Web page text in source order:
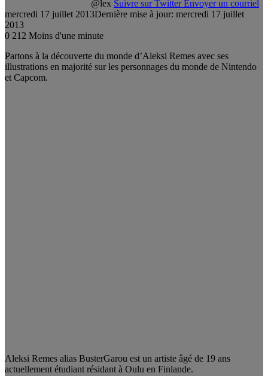
@lex Suivre sur Twitter Envoyer un courriel
mercredi 17 juillet 2013Dernière mise à jour: mercredi 17 juillet
2013
0 212 Moins d'une minute
Partons à la découverte du monde d’Aleksi Remes avec ses
illustrations en majorité sur les personnages du monde de Nintendo
et Capcom.
Aleksi Remes alias BusterGarou est un artiste âgé de 19 ans
actuellement étudiant résidant à Oulu en Finlande.